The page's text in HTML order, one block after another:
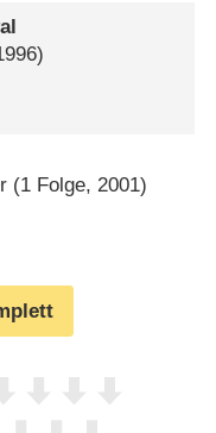
(1 Folge, 2001)